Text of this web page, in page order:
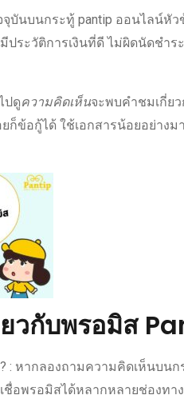
จุบันบนกระทู้ pantip ออนไลน์หัว
ประวัติการเงินที่ดี ไม่ผิดนัดชำร
ปดูความคิดเห็นจะพบคำชมเกี่ย
ก็ข้อกู้ได้ ใช้เอกสารน้อยอย่างม
วกับพรอมิส
: หากลองถามความคิดเห็นบนก
ชื่อพรอมิสได้หลากหลายช่องทา